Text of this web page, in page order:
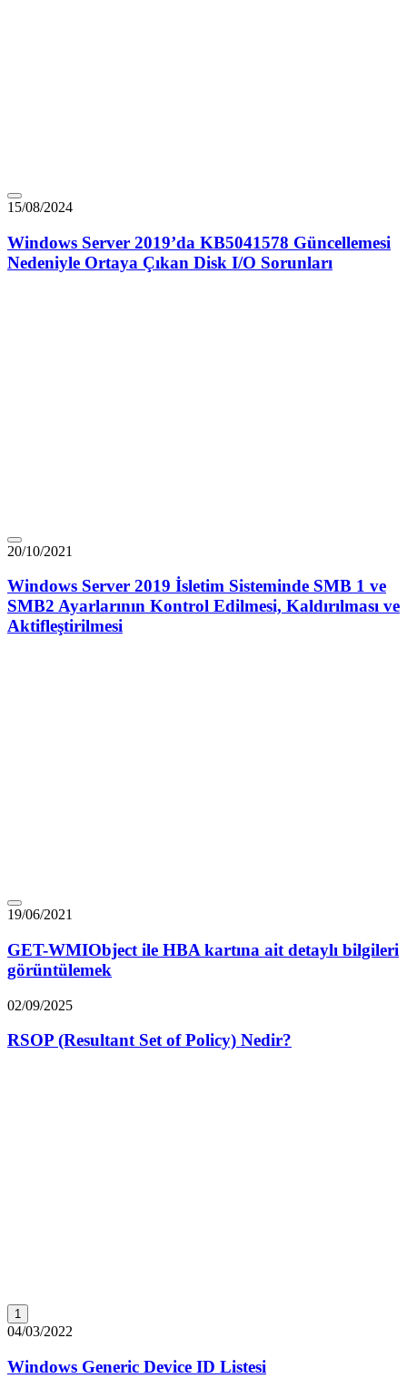
15/08/2024
Windows Server 2019’da KB5041578 Güncellemesi
Nedeniyle Ortaya Çıkan Disk I/O Sorunları
20/10/2021
Windows Server 2019 İsletim Sisteminde SMB 1 ve
SMB2 Ayarlarının Kontrol Edilmesi, Kaldırılması ve
Aktifleştirilmesi
19/06/2021
GET-WMIObject ile HBA kartına ait detaylı bilgileri
görüntülemek
02/09/2025
RSOP (Resultant Set of Policy) Nedir?
1
04/03/2022
Windows Generic Device ID Listesi